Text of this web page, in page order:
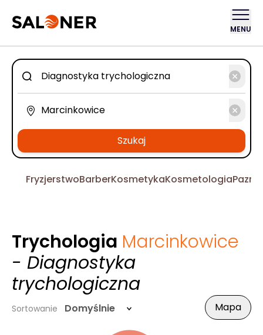
MENU
Szukaj
FryzjerstwoBarberKosmetykaKosmetologia
Trychologia Marcinkowice
- Diagnostyka
trychologiczna
Sortowanie Domyślnie Mapa